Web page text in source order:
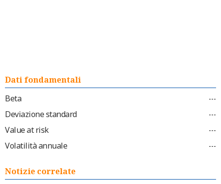
Dati fondamentali
Beta
---
Deviazione standard ---
Value at risk ---
Volatilità annuale ---
Notizie correlate